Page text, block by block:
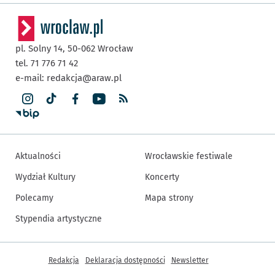
pl. Solny 14, 50-062 Wrocław
tel. 71 776 71 42
e-mail: redakcja@araw.pl
Aktualności
Wydział Kultury
Polecamy
Stypendia artystyczne
Wrocławskie festiwale
Koncerty
Mapa strony
Inne informacje
Redakcja Deklaracja dostępności Newsletter